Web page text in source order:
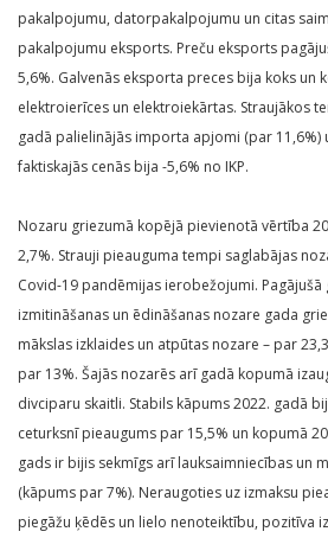
pakalpojumu, datorpakalpojumu un citas
pakalpojumu eksports. Preču eksports
5,6%. Galvenās eksporta preces bija koks un
elektroierīces un elektroiekārtas. Straujākos
gadā palielinājās importa apjomi (par
faktiskajās cenās bija -5,6% no IKP.
Nozaru griezumā kopējā pievienotā vērtība
2,7%. Strauji pieauguma tempi saglabājas
Covid-19 pandēmijas ierobežojumi. Pagājušā
izmitināšanas un ēdināšanas nozare gada
mākslas izklaides un atpūtas nozare – par
par 13%. Šajās nozarēs arī gadā kopumā
divciparu skaitli. Stabils kāpums 2022. gadā
ceturksnī pieaugums par 15,5% un kopumā
gads ir bijis sekmīgs arī lauksaimniecības un
(kāpums par 7%). Neraugoties uz izmaksu
piegāžu ķēdēs un lielo nenoteiktību, pozitīva